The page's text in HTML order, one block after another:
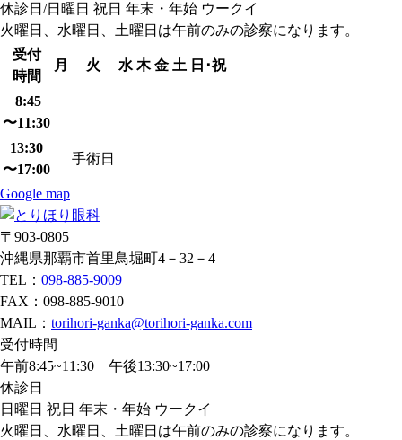
休診日/日曜日 祝日 年末・年始 ウークイ
火曜日、水曜日、土曜日は午前のみの診察になります。
受付
時間
月 火 水 木 金 土 日･祝
8:45
〜11:30
13:30
〜17:00
手術日
Google map
〒903-0805
沖縄県那覇市首里鳥堀町4－32－4
TEL： 098-885-9009
FAX：098-885-9010
MAIL： torihori-ganka@torihori-ganka.com
受付時間
午前8:45~11:30 午後13:30~17:00
休診日
日曜日 祝日 年末・年始 ウークイ
火曜日、水曜日、土曜日は午前のみの診察になります。